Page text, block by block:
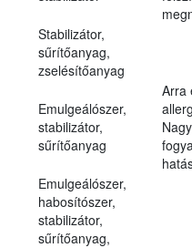
Stabilizátor,
sűrítőanyag,
zselésítőanyag
Emulgeálószer,
stabilizátor,
sűrítőanyag
Arra
Emulgeálószer,
habosítószer,
stabilizátor,
sűrítőanyag,